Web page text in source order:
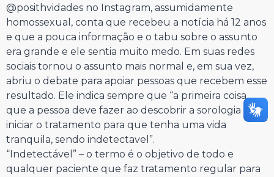
@posithvidades no Instagram, assumidamente
homossexual, conta que recebeu a notícia há 12 anos
e que a pouca informação e o tabu sobre o assunto
era grande e ele sentia muito medo. Em suas redes
sociais tornou o assunto mais normal e, em sua vez,
abriu o debate para apoiar pessoas que recebem esse
resultado. Ele indica sempre que “a primeira coisa
que a pessoa deve fazer ao descobrir a sorologia é
iniciar o tratamento para que tenha uma vida
tranquila, sendo indetectavel”.
“Indetectável” – o termo é o objetivo de todo e
qualquer paciente que faz tratamento regular para